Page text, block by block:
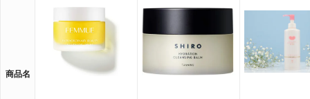
商品名